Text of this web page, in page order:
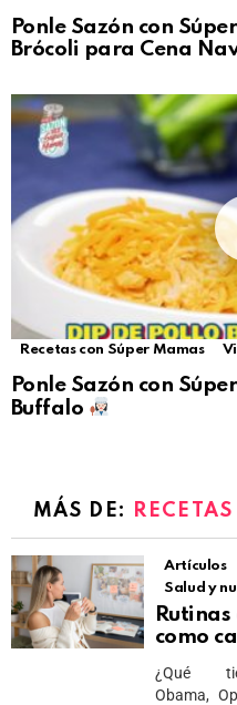
Ponle Sazón con
Brócoli para Cena
Recetas con Súper Mamas
Ponle Sazón con
Buffalo
MÁS DE:
Artículos
Salud y
como
¿Qué
Obama,